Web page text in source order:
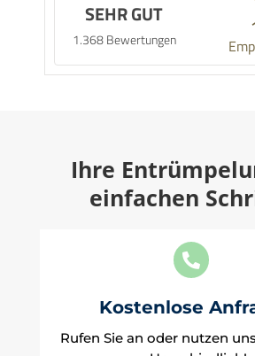
SEHR GUT
1.368 Bewertungen
Ihre
einfachen

Kostenlose
Rufen Sie an oder nutzen